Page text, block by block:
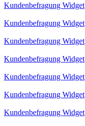
Kundenbefragung Widget
Kundenbefragung Widget
Kundenbefragung Widget
Kundenbefragung Widget
Kundenbefragung Widget
Kundenbefragung Widget
Kundenbefragung Widget